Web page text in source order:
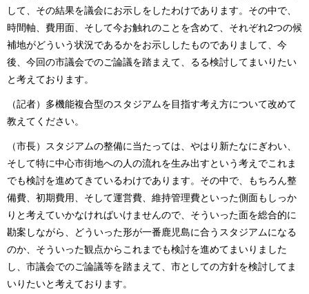
して、その結果を議会にお示しをしたわけであります。その中で、
時間軸、費用面、そして今お触れのことを含めて、それぞれ2つの候
補地がどういう状況であるかをお示ししたものでありまして、今
後、今回の市議会でのご論議を踏まえて、るる検討してまいりたい
と考えております。
（記者）多機能複合型のスタジアムを目指す考え方について改めて
教えてください。
（市長）スタジアムの整備に当たっては、やはり新たなにぎわい、
そして特に中心市街地への人の流れを生み出すという考えでこれま
でも検討を進めてきているわけであります。その中で、もちろん整
備費、初期費用、そして運営費、維持管理費といった側面もしっか
りと考えていかなければいけませんので、そういった面を総合的に
勘案しながら、どういった形が一番鹿児島に合うスタジアムになる
のか、そういった観点からこれまでも検討を進めてまいりました
し、市議会でのご論議等を踏まえて、市としての方針を検討してま
いりたいと考えております。